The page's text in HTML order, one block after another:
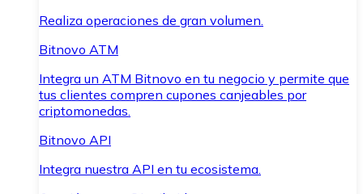
Realiza operaciones de gran volumen.
Bitnovo ATM
Integra un ATM Bitnovo en tu negocio y permite que
tus clientes compren cupones canjeables por
criptomonedas.
Bitnovo API
Integra nuestra API en tu ecosistema.